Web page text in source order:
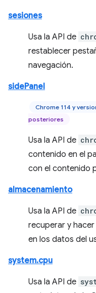
sesiones
Usa la API de
restablecer
navegación.
sidePanel
Chrome 114 y
posteriores
Usa la API de
contenido en el
con el contenido
almacenamiento
Usa la API de
recuperar y
en los datos del
system.cpu
Usa la API de